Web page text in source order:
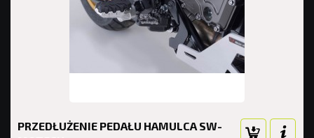
PRZEDŁUŻENIE PEDAŁU HAMULCA SW-